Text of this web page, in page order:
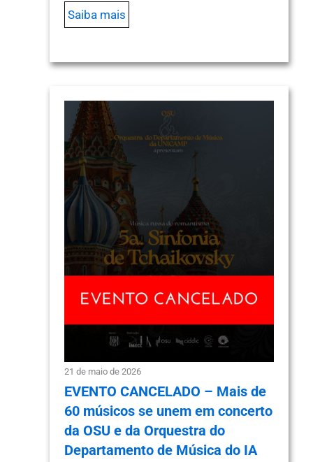
Saiba mais
21 de maio de 2026
EVENTO CANCELADO – Mais de
60 músicos se unem em concerto
da OSU e da Orquestra do
Departamento de Música do IA